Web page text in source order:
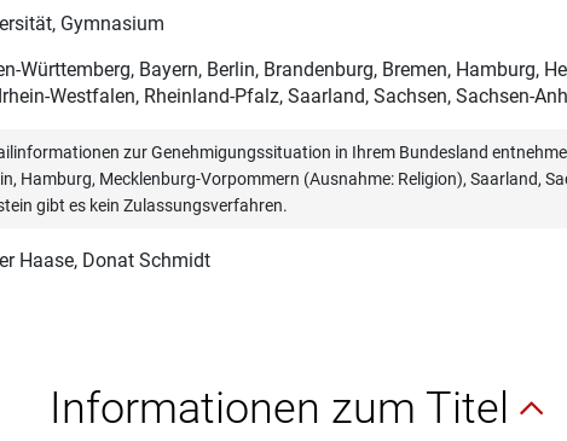
Gymnasium
Württemberg, Bayern, Berlin, Brandenburg, Bremen, Hamburg,
Westfalen, Rheinland-Pfalz, Saarland, Sachsen, Sachsen-
zur Genehmigungssituation in Ihrem Bundesland
Hamburg, Mecklenburg-Vorpommern (Ausnahme: Religion), Saarland,
gibt es kein Zulassungsverfahren.
Haase, Donat Schmidt
Informationen zum Titel